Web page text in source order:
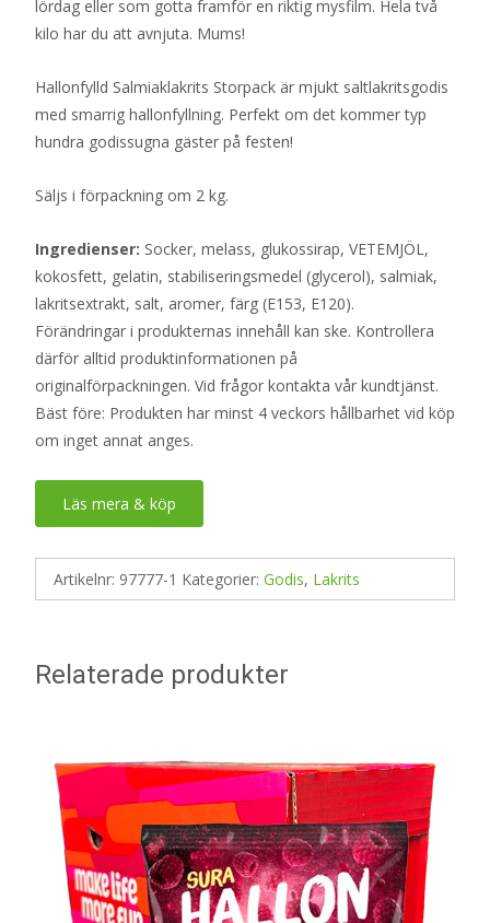
lördag eller som gotta framför en riktig mysfilm. Hela två
kilo har du att avnjuta. Mums!
Hallonfylld Salmiaklakrits Storpack är mjukt saltlakritsgodis
med smarrig hallonfyllning. Perfekt om det kommer typ
hundra godissugna gäster på festen!
Säljs i förpackning om 2 kg.
Ingredienser: Socker, melass, glukossirap, VETEMJÖL,
kokosfett, gelatin, stabiliseringsmedel (glycerol), salmiak,
lakritsextrakt, salt, aromer, färg (E153, E120).
Förändringar i produkternas innehåll kan ske. Kontrollera
därför alltid produktinformationen på
originalförpackningen. Vid frågor kontakta vår kundtjänst.
Bäst före: Produkten har minst 4 veckors hållbarhet vid köp
om inget annat anges.
Läs mera & köp
Artikelnr: 97777-1 Kategorier: Godis, Lakrits
Relaterade produkter